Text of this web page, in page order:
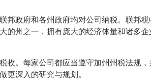
政府和各州政府均对公司纳税。联邦
的州之一，拥有庞大的经济体量和诸多
收。每家公司都应当遵守加州州税法规
更深入的研究与规划。